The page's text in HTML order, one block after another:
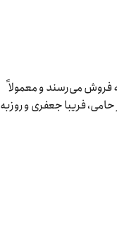
فروش می‌رسند و معمولاً
فریبا جعفری و روزبه